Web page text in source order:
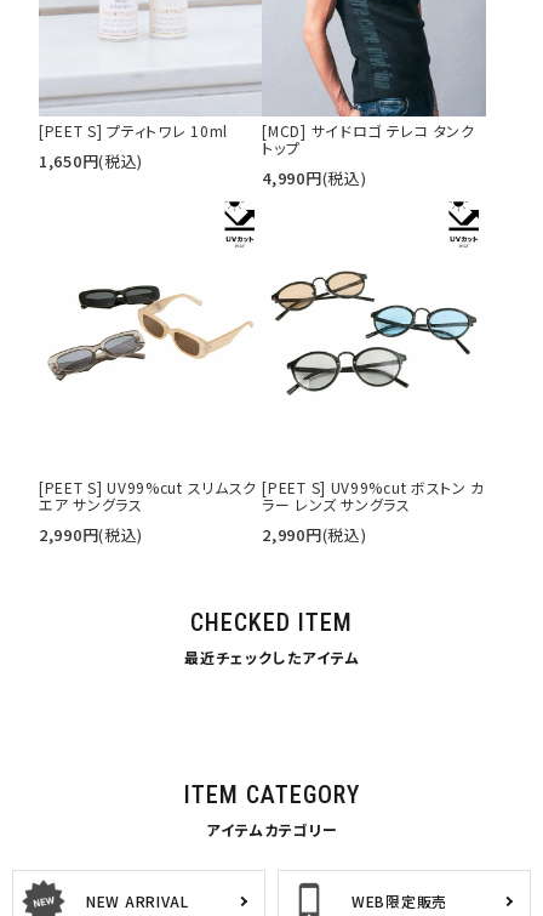
[PEET S] プティトワレ 10ml
1,650円(税込)
[MCD] サイドロゴ テレコ タンク
トップ
4,990円(税込)
[PEET S] UV99%cut スリムスク
エア サングラス
2,990円(税込)
[PEET S] UV99%cut ボストン カ
ラー レンズ サングラス
2,990円(税込)
CHECKED ITEM
最近チェックしたアイテム
ITEM CATEGORY
アイテムカテゴリー
NEW ARRIVAL WEB限定販売